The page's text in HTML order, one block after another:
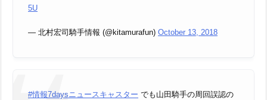
5U
— 北村宏司騎手情報 (@kitamurafun) October 13, 2018
#情報7daysニュースキャスター でも山田騎手の周回誤認の